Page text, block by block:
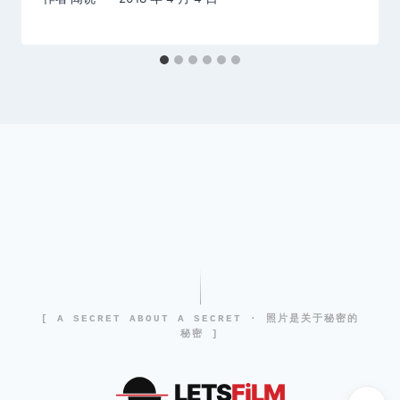
[ A SECRET ABOUT A SECRET · 照片是关于秘密的
秘密 ]
LETSFiLM